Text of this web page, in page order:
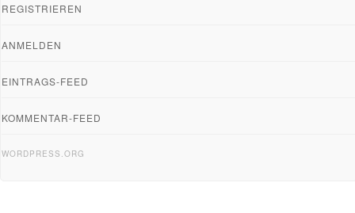
REGISTRIEREN
ANMELDEN
EINTRAGS-FEED
KOMMENTAR-FEED
WORDPRESS.ORG